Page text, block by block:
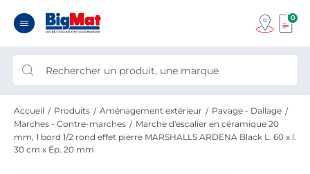
0
Accueil Produits Aménagement extérieur
Pavage - Dallage
Marches - Contre-marches
Marche d'escalier en céramique 20
mm, 1 bord 1/2 rond effet pierre MARSHALLS ARDENA Black L. 60 x l.
30 cm x Ép. 20 mm